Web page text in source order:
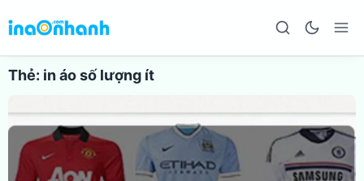
Thẻ: in áo số lượng ít